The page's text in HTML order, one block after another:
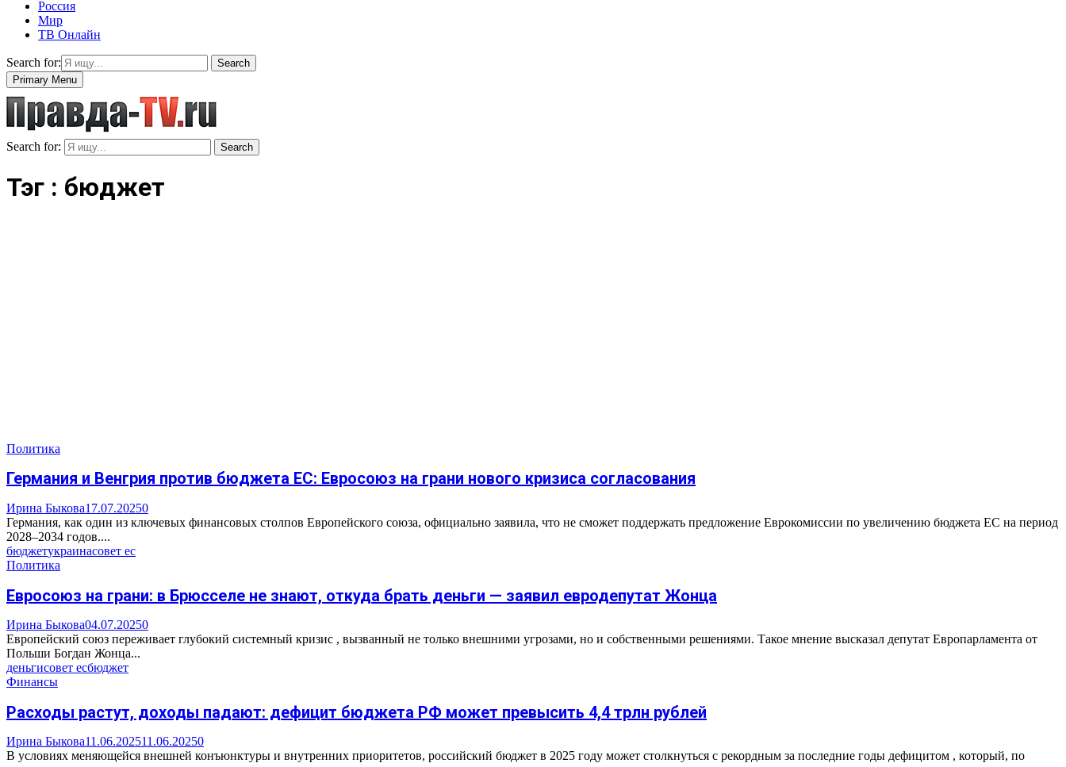
Россия
Мир
ТВ Онлайн
Search for:
Search
Primary Menu
Search for: Search
Тэг : бюджет
Политика
Германия и Венгрия против бюджета ЕС: Евросоюз на грани нового кризиса согласования
Ирина Быкова17.07.20250
Германия, как один из ключевых финансовых столпов Европейского союза, официально заявила, что не сможет поддержать предложение Еврокомиссии по увеличению бюджета ЕС на период
2028–2034 годов....
бюджетукраинасовет ес
Политика
Евросоюз на грани: в Брюсселе не знают, откуда брать деньги — заявил евродепутат Жонца
Ирина Быкова04.07.20250
Европейский союз переживает глубокий системный кризис , вызванный не только внешними угрозами, но и собственными решениями. Такое мнение высказал депутат Европарламента от
Польши Богдан Жонца...
деньгисовет есбюджет
Финансы
Расходы растут, доходы падают: дефицит бюджета РФ может превысить 4,4 трлн рублей
Ирина Быкова11.06.202511.06.20250
В условиях меняющейся внешней конъюнктуры и внутренних приоритетов, российский бюджет в 2025 году может столкнуться с рекордным за последние годы дефицитом , который, по